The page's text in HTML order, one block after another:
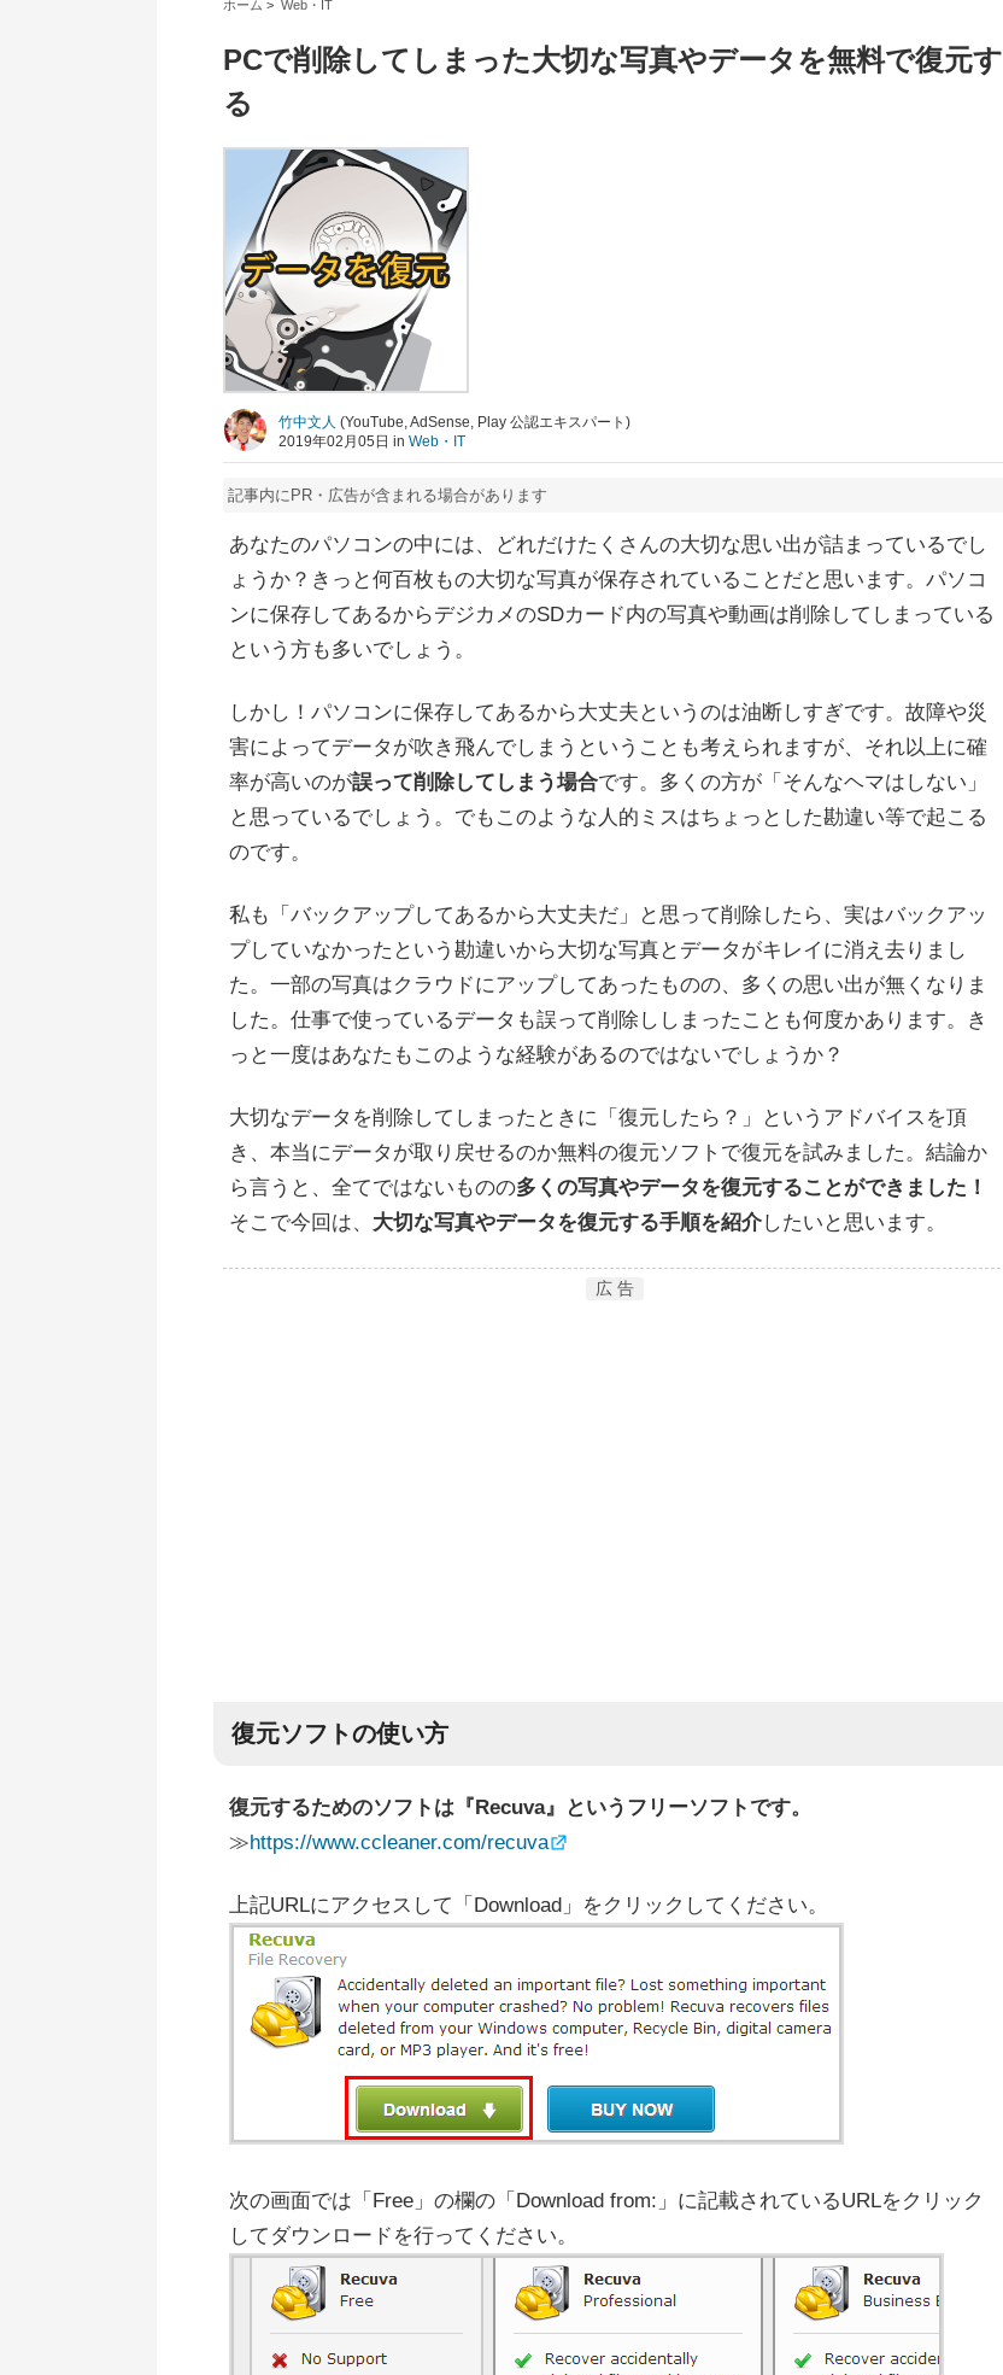
ホーム > Web・IT
PCで削除してしまった大切な写真やデータを無料で復元す
る
竹中文人 (YouTube, AdSense, Play 公認エキスパート)
2019年02月05日 in Web・IT
記事内にPR・広告が含まれる場合があります
あなたのパソコンの中には、どれだけたくさんの大切な思い出が詰まっているでし
ょうか？きっと何百枚もの大切な写真が保存されていることだと思います。パソコ
ンに保存してあるからデジカメのSDカード内の写真や動画は削除してしまっている
という方も多いでしょう。
しかし！パソコンに保存してあるから大丈夫というのは油断しすぎです。故障や災
害によってデータが吹き飛んでしまうということも考えられますが、それ以上に確
率が高いのが誤って削除してしまう場合です。多くの方が「そんなヘマはしない」
と思っているでしょう。でもこのような人的ミスはちょっとした勘違い等で起こる
のです。
私も「バックアップしてあるから大丈夫だ」と思って削除したら、実はバックアッ
プしていなかったという勘違いから大切な写真とデータがキレイに消え去りまし
た。一部の写真はクラウドにアップしてあったものの、多くの思い出が無くなりま
した。仕事で使っているデータも誤って削除ししまったことも何度かあります。き
っと一度はあなたもこのような経験があるのではないでしょうか？
大切なデータを削除してしまったときに「復元したら？」というアドバイスを頂
き、本当にデータが取り戻せるのか無料の復元ソフトで復元を試みました。結論か
ら言うと、全てではないものの多くの写真やデータを復元することができました！
そこで今回は、 大切な写真やデータを復元する手順を紹介したいと思います。
広 告
復元ソフトの使い方
復元するためのソフトは『Recuva』というフリーソフトです。
≫https://www.ccleaner.com/recuva
上記URLにアクセスして「Download」をクリックしてください。
次の画面では「Free」の欄の「Download from:」に記載されているURLをクリック
してダウンロードを行ってください。